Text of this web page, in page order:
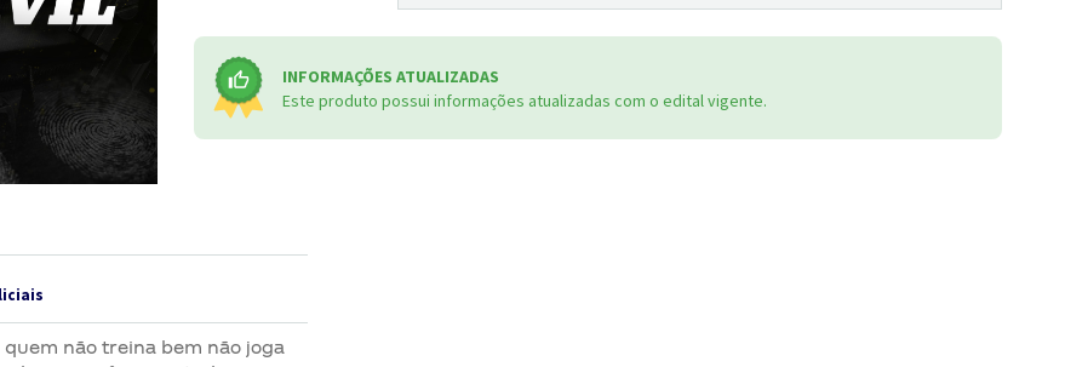
INFORMAÇÕES ATUALIZADAS
Este produto possui informações atualizadas com o edital vigente.
quem não treina bem não joga